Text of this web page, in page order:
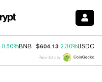
0.50%BNB $604.13 2.30%USDC
Price data by